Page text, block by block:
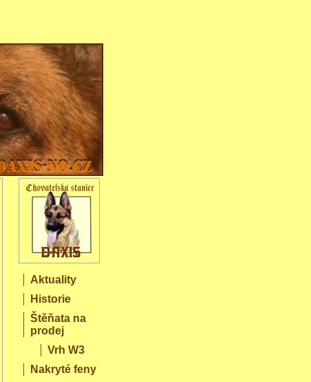
Aktuality
Historie
Štěňata na
prodej
Vrh W3
Nakryté feny